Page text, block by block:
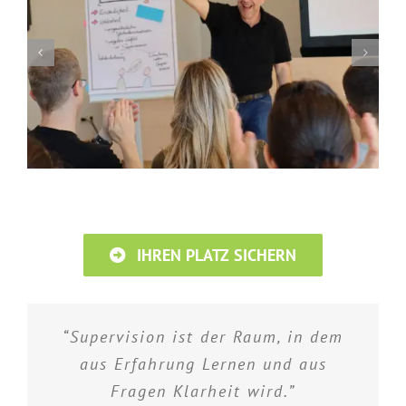
IHREN PLATZ SICHERN
“Supervision ist der Raum, in dem
aus Erfahrung Lernen und aus
Fragen Klarheit wird.”